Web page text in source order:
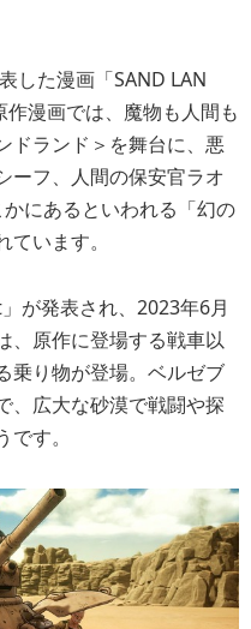
した漫画「SAND LAN
漫画では、魔物も人間も
ドランド＞を舞台に、悪
ーフ、人間の保安官ラオ
にあるといわれる「幻の
います。
が発表され、2023年6月
、原作に登場する戦車以
乗り物が登場。ベルゼブ
、広大な砂漠で戦闘や探
す。